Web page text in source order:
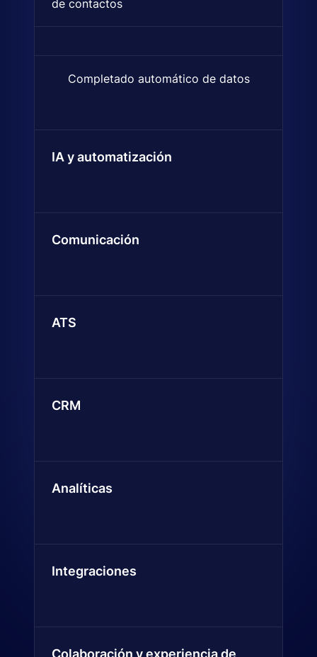
de contactos
Completado automático de datos
Encuentra y añade
IA y automatización
Comunicación
ATS
CRM
Analíticas
Integraciones
Colaboración y experiencia de